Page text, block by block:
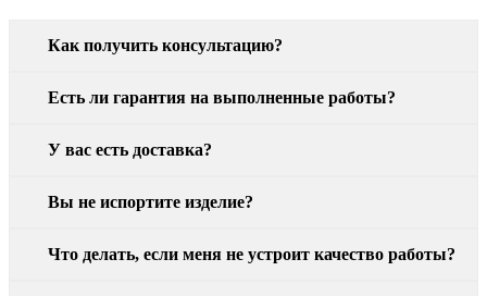
Как получить консультацию?
Есть ли гарантия на выполненные работы?
У вас есть доставка?
Вы не испортите изделие?
Что делать, если меня не устроит качество работы?